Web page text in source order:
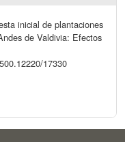
inicial de plantaciones
de Valdivia: Efectos
17330